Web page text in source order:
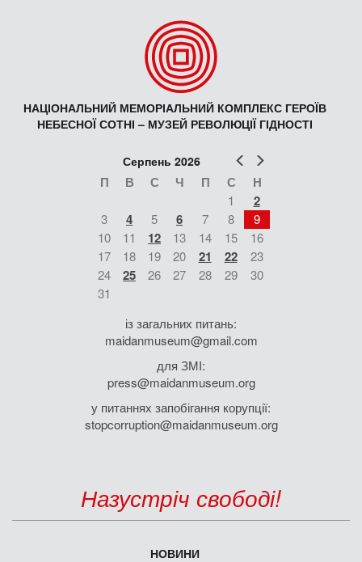
НАЦІОНАЛЬНИЙ МЕМОРІАЛЬНИЙ КОМПЛЕКС ГЕРОЇВ
НЕБЕСНОЇ СОТНІ – МУЗЕЙ РЕВОЛЮЦІЇ ГІДНОСТІ
Попер
Серпень 2026
П В С Ч П С Н
1 2
3 4 5 6 7 8
9
10
11 12 13 14 15
16
17
18 19 20 21 22
23
24
25 26 27 28 29
30
31
із загальних питань:
maidanmuseum@gmail.com
для ЗМІ:
press@maidanmuseum.org
у питаннях запобігання корупції:
stopcorruption@maidanmuseum.org
Назустріч свободі!
НОВИНИ